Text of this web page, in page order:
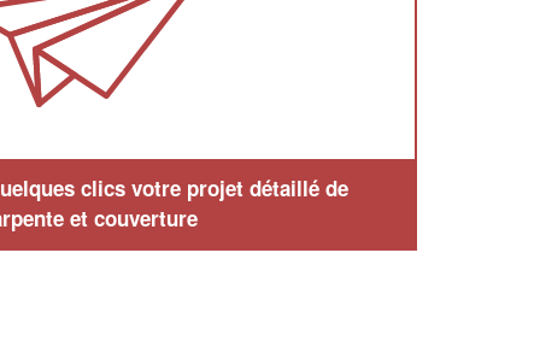
clics votre projet détaillé de
et couverture